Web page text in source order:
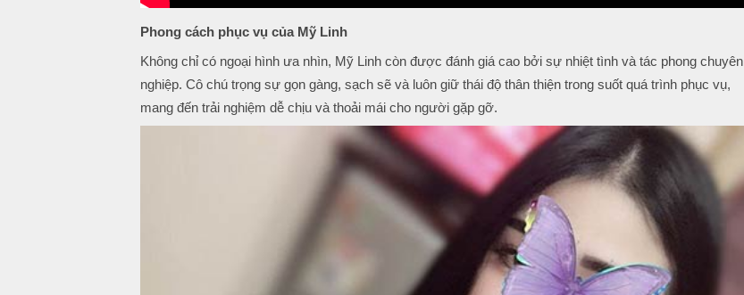
Phong cách phục vụ của Mỹ Linh
Không chỉ có ngoại hình ưa nhìn, Mỹ Linh còn được đánh giá cao bởi sự nhiệt tình và tác phong chuyên
nghiệp. Cô chú trọng sự gọn gàng, sạch sẽ và luôn giữ thái độ thân thiện trong suốt quá trình phục vụ,
mang đến trải nghiệm dễ chịu và thoải mái cho người gặp gỡ.